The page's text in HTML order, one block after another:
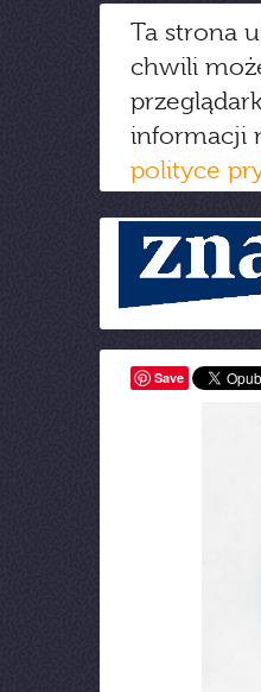
Ta strona
chwili
informacji
polityce
Save